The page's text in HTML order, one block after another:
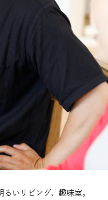
いリビング、趣味室。